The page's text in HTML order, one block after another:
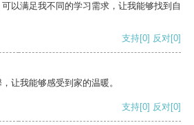
以满足我不同的学习需求，让我能够找到自
支持[0] 反对[0]
让我能够感受到家的温暖。
支持[0] 反对[0]